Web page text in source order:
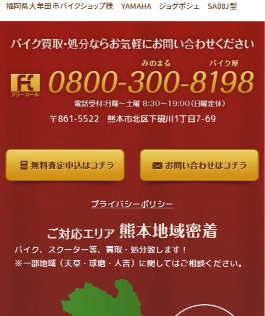
福岡県大牟田市バイクショップ様 YAMAHA ジョグポシェ SA08J型
〒861-5522 熊本市北区下硯川1丁目7-69
プライバシーポリシー
バイク、スクーター等、買取・処分致します！
※一部地域（天草・球磨・人吉）に関してはご相談ください。